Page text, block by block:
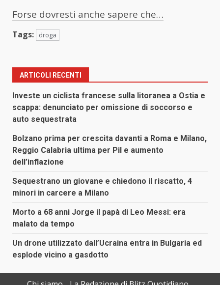
Forse dovresti anche sapere che…
Tags: droga
ARTICOLI RECENTI
Investe un ciclista francese sulla litoranea a Ostia e
scappa: denunciato per omissione di soccorso e
auto sequestrata
Bolzano prima per crescita davanti a Roma e Milano,
Reggio Calabria ultima per Pil e aumento
dell’inflazione
Sequestrano un giovane e chiedono il riscatto, 4
minori in carcere a Milano
Morto a 68 anni Jorge il papà di Leo Messi: era
malato da tempo
Un drone utilizzato dall’Ucraina entra in Bulgaria ed
esplode vicino a gasdotto